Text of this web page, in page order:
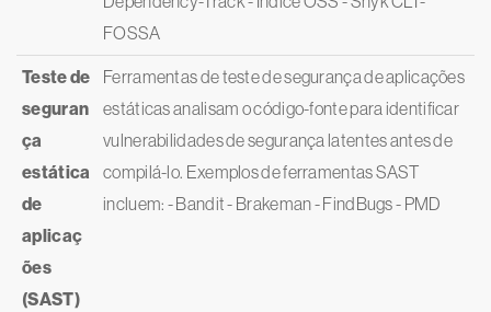
FOSSA
Teste de
seguran
ça
estática
de
aplicaç
ões
(SAST)
Ferramentas de teste de segurança de aplicações
estáticas analisam o código-fonte para identificar
vulnerabilidades de segurança latentes antes de
compilá-lo. Exemplos de ferramentas SAST
incluem: - Bandit - Brakeman - FindBugs - PMD